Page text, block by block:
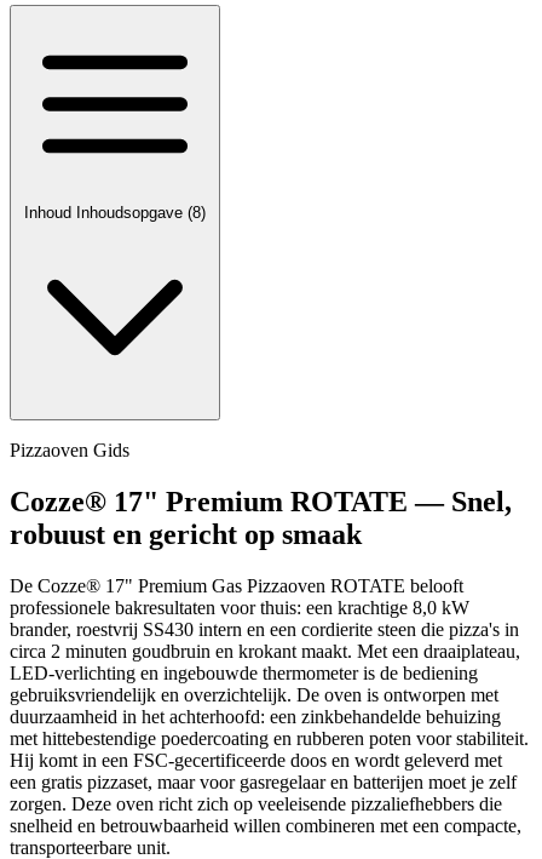
Inhoud Inhoudsopgave (8)
Pizzaoven Gids
Cozze® 17" Premium ROTATE — Snel,
robuust en gericht op smaak
De Cozze® 17" Premium Gas Pizzaoven ROTATE belooft
professionele bakresultaten voor thuis: een krachtige 8,0 kW
brander, roestvrij SS430 intern en een cordierite steen die pizza's in
circa 2 minuten goudbruin en krokant maakt. Met een draaiplateau,
LED-verlichting en ingebouwde thermometer is de bediening
gebruiksvriendelijk en overzichtelijk. De oven is ontworpen met
duurzaamheid in het achterhoofd: een zinkbehandelde behuizing
met hittebestendige poedercoating en rubberen poten voor stabiliteit.
Hij komt in een FSC-gecertificeerde doos en wordt geleverd met
een gratis pizzaset, maar voor gasregelaar en batterijen moet je zelf
zorgen. Deze oven richt zich op veeleisende pizzaliefhebbers die
snelheid en betrouwbaarheid willen combineren met een compacte,
transporteerbare unit.